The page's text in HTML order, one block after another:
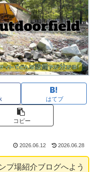
はてブ
コピー
2026.06.12 2026.06.28
プ場紹介ブログへよう